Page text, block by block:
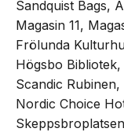
Sandquist Bags,
Magasin 11,
Frölunda
Högsbo
Scandic
Nordic Choice